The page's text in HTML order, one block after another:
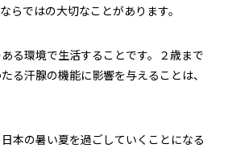
らではの大切なことがあります。
る環境で生活することです。２歳まで
る汗腺の機能に影響を与えることは、
本の暑い夏を過ごしていくことになる